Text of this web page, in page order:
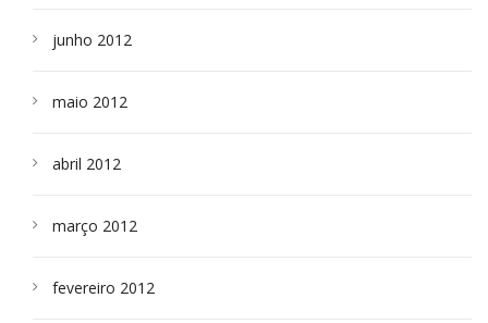
junho 2012
maio 2012
abril 2012
março 2012
fevereiro 2012